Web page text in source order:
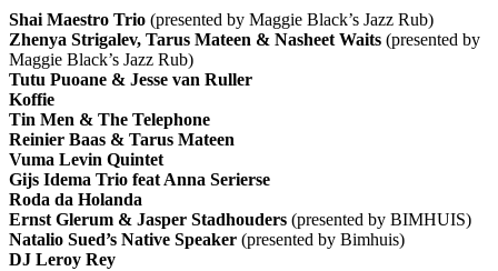
Shai Maestro Trio (presented by Maggie Black’s Jazz Rub)
Zhenya Strigalev, Tarus Mateen & Nasheet Waits (presented by
Maggie Black’s Jazz Rub)
Tutu Puoane & Jesse van Ruller
Koffie
Tin Men & The Telephone
Reinier Baas & Tarus Mateen
Vuma Levin Quintet
Gijs Idema Trio feat Anna Serierse
Roda da Holanda
Ernst Glerum & Jasper Stadhouders (presented by BIMHUIS)
Natalio Sued’s Native Speaker (presented by Bimhuis)
DJ Leroy Rey